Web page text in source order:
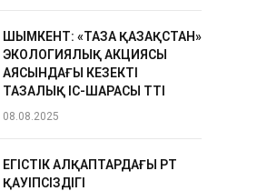
ШЫМКЕНТ: «ТАЗА ҚАЗАҚСТАН»
ЭКОЛОГИЯЛЫҚ АКЦИЯСЫ
АЯСЫНДАҒЫ КЕЗЕКТІ
ТАЗАЛЫҚ ІС-ШАРАСЫ ӨТТІ
08.08.2025
ЕГІСТІК АЛҚАПТАРДАҒЫ ӨРТ
ҚАУІПСІЗДІГІ